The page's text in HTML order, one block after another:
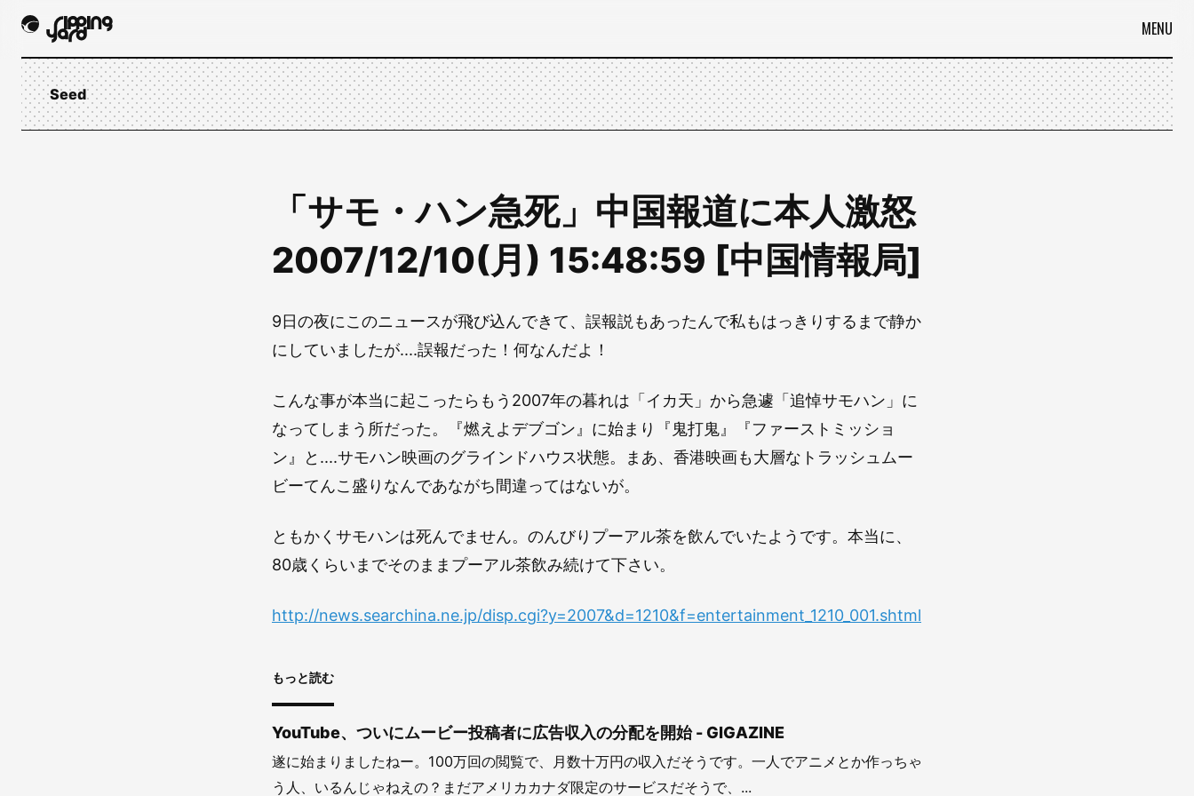
MENU
Seed
「サモ・ハン急死」中国報道に本人激怒
2007/12/10(月) 15:48:59 [中国情報局]
9日の夜にこのニュースが飛び込んできて、誤報説もあったんで私もはっきりするまで静か
にしていましたが....誤報だった！何なんだよ！
こんな事が本当に起こったらもう2007年の暮れは「イカ天」から急遽「追悼サモハン」に
なってしまう所だった。『燃えよデブゴン』に始まり『鬼打鬼』『ファーストミッショ
ン』と....サモハン映画のグラインドハウス状態。まあ、香港映画も大層なトラッシュムー
ビーてんこ盛りなんであながち間違ってはないが。
ともかくサモハンは死んでません。のんびりプーアル茶を飲んでいたようです。本当に、
80歳くらいまでそのままプーアル茶飲み続けて下さい。
http://news.searchina.ne.jp/disp.cgi?y=2007&d=1210&f=entertainment_1210_001.shtml
もっと読む
YouTube、ついにムービー投稿者に広告収入の分配を開始 - GIGAZINE
遂に始まりましたねー。100万回の閲覧で、月数十万円の収入だそうです。一人でアニメとか作っちゃ
う人、いるんじゃねえの？まだアメリカカナダ限定のサービスだそうで、...